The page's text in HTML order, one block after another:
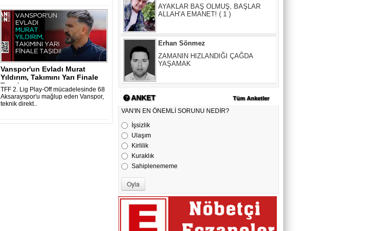
Erhan Sönmez
ZAMANIN HIZLANDIĞI ÇAĞDA
Ediz Servan Erdinç - Şiir
VAN DESTANI
ZAMANIN HIZLANDIĞI ÇAĞDA
ANKET Tüm Anketler
VAN'IN EN ÖNEMLİ SORUNU NEDİR?
İşsizlik
Ulaşım
Kirlilik
Kuraklık
Sahiplenememe
Vanspor'un Evladı Murat
Yıldırım, Takımını Yarı Finale
Taşıd..
TFF 2. Lig Play-Off mücadelesinde 68
Aksarayspor'u mağlup eden Vanspor,
teknik direkt..